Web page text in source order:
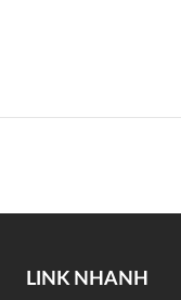
LINK NHANH